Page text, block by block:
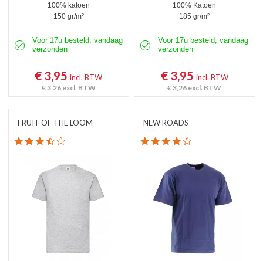
100% katoen
150 gr/m²
Voor 17u besteld, vandaag
verzonden
€ 3,95incl. BTW
€ 3,26 excl. BTW
100% Katoen
185 gr/m²
Voor 17u besteld, vandaag
verzonden
€ 3,95 incl. BTW
€ 3,26 excl. BTW
FRUIT OF THE LOOM
3.7 star rating
NEW ROADS
4.0 star rating